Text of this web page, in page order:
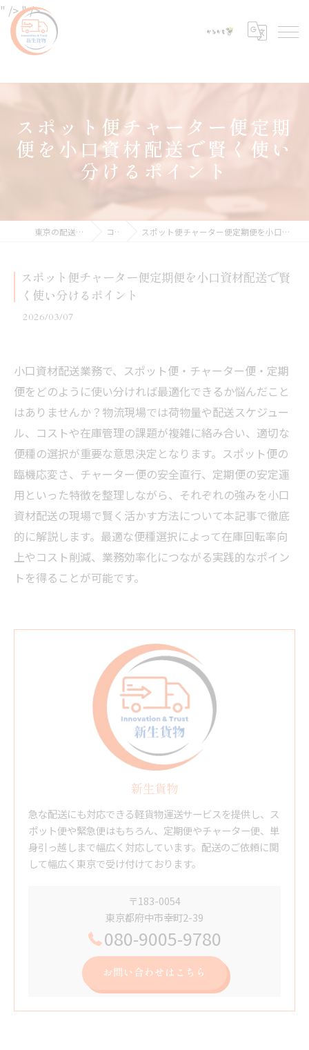
" />" />
スポット便チャーター便定期
便を小口資材配送で賢く使い
分けるポイント
東京の配送なら新生貨物 コラム スポット便チャーター便定期便を小口資材配送で賢く使い分けるポイント
スポット便チャーター便定期便を小口資材配送で賢
く使い分けるポイント
2026/03/07
小口資材配送業務で、スポット便・チャーター便・定期
便をどのように使い分ければ最適化できるか悩んだこと
はありませんか？物流現場では荷物量や配送スケジュー
ル、コストや在庫管理の課題が複雑に絡み合い、適切な
便種の選択が重要な意思決定となります。スポット便の
臨機応変さ、チャーター便の安全直行、定期便の安定運
用といった特徴を整理しながら、それぞれの強みを小口
資材配送の現場で賢く活かす方法について本記事で徹底
的に解説します。最適な便種選択によって在庫回転率向
上やコスト削減、業務効率化につながる実践的なポイン
トを得ることが可能です。
新生貨物
急な配送にも対応できる軽貨物運送サービスを提供し、ス
ポット便や緊急便はもちろん、定期便やチャーター便、単
身引っ越しまで幅広く対応しています。配送のご依頼に関
して幅広く東京で受け付けております。
〒183-0054
東京都府中市幸町2-39
080-9005-9780
お問い合わせはこちら